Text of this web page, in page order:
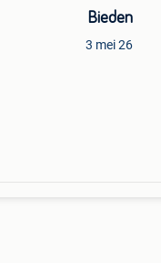
Bieden
3 mei 26